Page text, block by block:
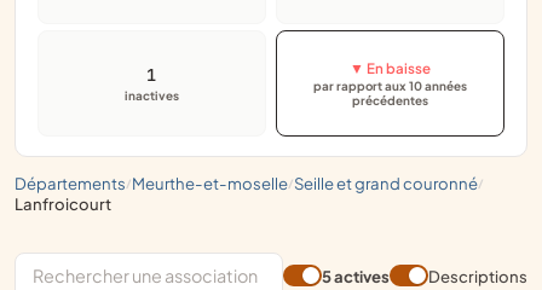
départements/ meurthe-et-moselle/ seille et grand couronné/
lanfroicourt
1
inactives
▼ En baisse
par rapport aux 10 années
précédentes
5 actives
Descriptions